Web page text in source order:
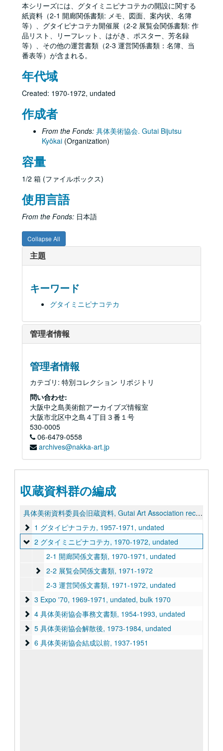
本シリーズには、グタイミニピナコテカの開設に関する
紙資料（2-1 開廊関係書類: メモ、図面、案内状、名簿
等）、グタイピナコテカ開催展（2-2 展覧会関係書類: 作
品リスト、リーフレット、はがき、ポスター、芳名録
等）、その他の運営書類（2-3 運営関係書類：名簿、当
番表等）が含まれる。
年代域
Created: 1970-1972, undated
作成者
From the Fonds: 具体美術協会. Gutai Bijutsu
Kyōkai (Organization)
容量
1/2 箱 (ファイルボックス)
使用言語
From the Fonds: 日本語
Collapse All
主題
キーワード
グタイミニピナコテカ
管理者情報
管理者情報
カテゴリ: 特別コレクション リポジトリ
問い合わせ:
大阪中之島美術館アーカイブズ情報室
大阪市北区中之島４丁目３番１号
530-0005
06-6479-0558
archives@nakka-art.jp
収蔵資料群の編成
具体美術資料委員会旧蔵資料, Gutai Art Association records（1937-1993, undated）
1 グタイピナコテカ
1 グタイピナコテカ, 1957-1971, undated
2 グタイミニピナコテカ
2 グタイミニピナコテカ, 1970-1972, undated
2-1 開廊関係文書類, 1970-1971, undated
2-2 展覧会関係文書類
2-2 展覧会関係文書類, 1971-1972
2-3 運営関係文書類, 1971-1972, undated
3 Expo '70
3 Expo '70, 1969-1971, undated, bulk 1970
4 具体美術協会事務文書類
4 具体美術協会事務文書類, 1954-1993, undated
5 具体美術協会解散後
5 具体美術協会解散後, 1973-1984, undated
6 具体美術協会結成以前
6 具体美術協会結成以前, 1937-1951